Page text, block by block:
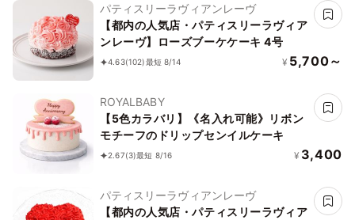
パティスリーラヴィアンレーヴ
【都内の人気店・パティスリーラヴィア
ンレーヴ】ローズブーケケーキ 4号
4.63(102)最短 8/14 ¥ 5,700～
ROYALBABY
【5色カラバリ】《名入れ可能》リボン
モチーフのドリップセンイルケーキ
2.67(3)最短 8/16 ¥ 3,400
パティスリーラヴィアンレーヴ
【都内の人気店・パティスリーラヴィア